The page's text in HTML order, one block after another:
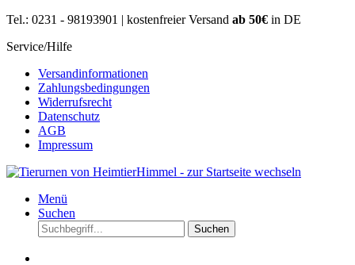
Tel.: 0231 - 98193901 | kostenfreier Versand ab 50€ in DE
Service/Hilfe
Versandinformationen
Zahlungsbedingungen
Widerrufsrecht
Datenschutz
AGB
Impressum
Menü
Suchen
Suchen